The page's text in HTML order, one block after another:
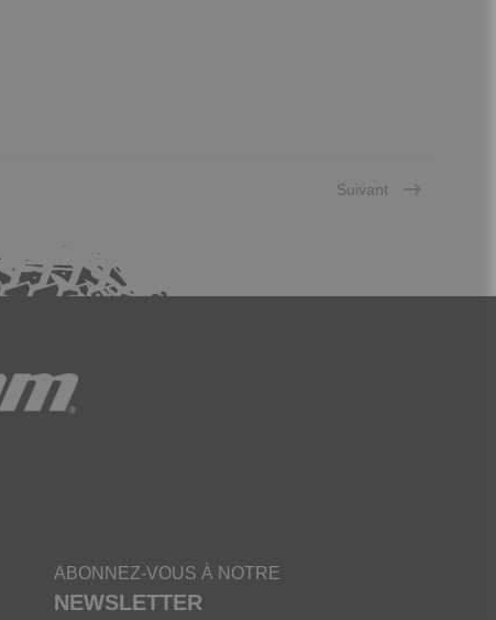
Suivant
ABONNEZ-VOUS À NOTRE
NEWSLETTER